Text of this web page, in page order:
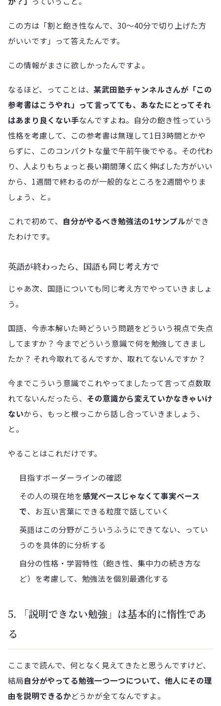
この方は「割と飽き性なんで、30〜40分で切り上げた方
がいいです」って答えたんです。
この情報がまさに欲しかったんですよ。
なるほど、ってことは、 某武田塾チャンネルさんが「この
参考書はこうやれ」って言ってても、あなたにとってそれ
はあまり良くない手なんですよね。自分の飽き性っていう
性格を考慮して、この参考書は無理して1日3時間とかや
らずに、このコンパクトな量で午前午後でやる。その代わ
り、人よりもちょっと長い期間薄く広く伸ばした方がいい
から、1週間で終わるのが一般的なところを2週間やりま
しょう、と。
これで初めて、 自分がやるべき勉強法の1サンプルができ
たわけです。
英語が終わったら、国語も同じ考え方で
じゃあ次、国語についても同じ考え方でやっていきましょ
う。
国語、今赤本解いた時どういう問題をどういう視点で失点
してますか？ 今までどういう意識で何を勉強してきまし
たか？ それ今取れてるんですか、取れてないんですか？
今までこういう意識でこれやってましたって言って点数取
れてないんだったら、 その意識から変えていかなきゃいけ
ないから、もっと根っこから話し合っていきましょう、
と。
やることはこれだけです。
目指すボーダーラインの確認
その人の現在地を感覚ベースじゃなくて事実ベース
で、お互い言葉にできる粒度で話していく
英語はこの分野がこういうふうにできてない、ってい
うのを具体的に分析する
自分の性格・学習特性（飽き性、集中力の続き方な
ど）を考慮して、勉強法を個別最適化する
5. 「説明できない勉強」は基本的に惰性であ
る
ここまで読んで、何となく見えてきたと思うんですけど、
結局自分がやってる勉強一つ一つについて、他人にその理
由を説明できるかどうかが全てなんですよ。